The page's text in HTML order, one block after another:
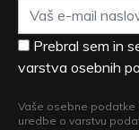
Prebral sem in
varstva osebnih
Vaše osebne podatke
uredbe o varstvu